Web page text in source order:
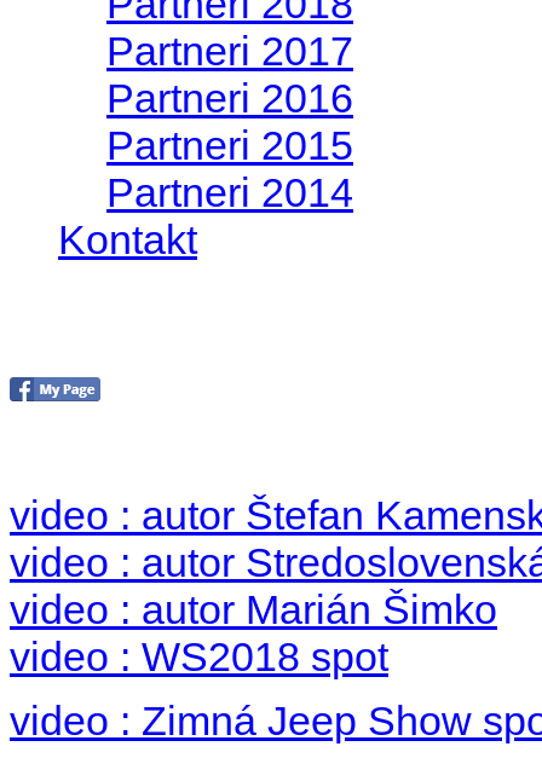
Partneri 2017
Partneri 2016
Partneri 2015
Partneri 2014
Kontakt
video : autor Štefan
video : autor
video : autor Marián Šimko
video : WS2018 spot
video : Zimná Jeep Show